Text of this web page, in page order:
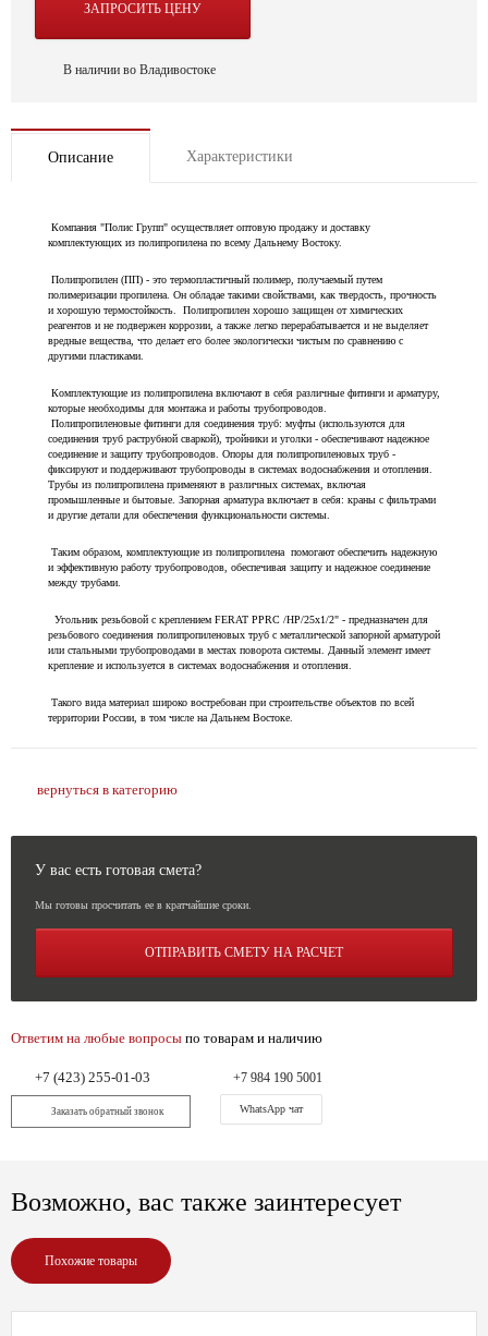
ЗАПРОСИТЬ ЦЕНУ
В наличии во Владивостоке
Описание Характеристики
Компания "Полис Групп" осуществляет оптовую продажу и доставку
комплектующих из полипропилена по всему Дальнему Востоку.
Полипропилен (ПП) - это термопластичный полимер, получаемый путем
полимеризации пропилена. Он обладае такими свойствами, как твердость, прочность
и хорошую термостойкость. Полипропилен хорошо защищен от химических
реагентов и не подвержен коррозии, а также легко перерабатывается и не выделяет
вредные вещества, что делает его более экологически чистым по сравнению с
другими пластиками.
Комплектующие из полипропилена включают в себя различные фитинги и арматуру,
которые необходимы для монтажа и работы трубопроводов.
Полипропиленовые фитинги для соединения труб: муфты (используются для
соединения труб раструбной сваркой), тройники и уголки - обеспечивают надежное
соединение и защиту трубопроводов. Опоры для полипропиленовых труб -
фиксируют и поддерживают трубопроводы в системах водоснабжения и отопления.
Трубы из полипропилена применяют в различных системах, включая
промышленные и бытовые. Запорная арматура включает в себя: краны с фильтрами
и другие детали для обеспечения функциональности системы.
Таким образом, комплектующие из полипропилена помогают обеспечить надежную
и эффективную работу трубопроводов, обеспечивая защиту и надежное соединение
между трубами.
Угольник резьбовой с креплением FERAT PPRС /НР/25х1/2" - предназначен для
резьбового соединения полипропиленовых труб с металлической запорной арматурой
или стальными трубопроводами в местах поворота системы. Данный элемент имеет
крепление и используется в системах водоснабжения и отопления.
Такого вида материал широко востребован при строительстве объектов по всей
территории России, в том числе на Дальнем Востоке.
вернуться в категорию
У вас есть готовая смета?
Мы готовы просчитать ее в кратчайшие сроки.
ОТПРАВИТЬ СМЕТУ НА РАСЧЕТ
Ответим на любые вопросы по товарам и наличию
+7 (423) 255-01-03
Заказать обратный звонок
+7 984 190 5001
WhatsApp чат
Возможно, вас также заинтересует
Похожие товары